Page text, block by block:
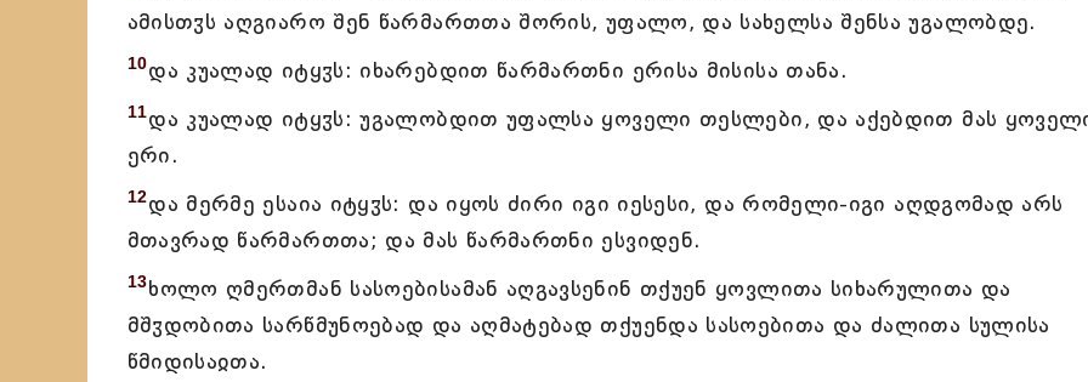
ამისთჳს აღგიარო შენ წარმართთა შორის, უფალო, და სახელსა შენსა უგალობდე.
10და კუალად იტყჳს: იხარებდით წარმართნი ერისა მისისა თანა.
11და კუალად იტყჳს: უგალობდით უფალსა ყოველი თესლები, და აქებდით მას
ერი.
12და მერმე ესაია იტყჳს: და იყოს ძირი იგი იესესი, და რომელი-იგი აღდგომად არს
მთავრად წარმართთა; და მას წარმართნი ესვიდენ.
13ხოლო ღმერთმან სასოებისამან აღგავსენინ თქუენ ყოვლითა სიხარულითა და
მშჳდობითა სარწმუნოებად და აღმატებად თქუენდა სასოებითა და ძალითა სულისა
წმიდისაჲთა.